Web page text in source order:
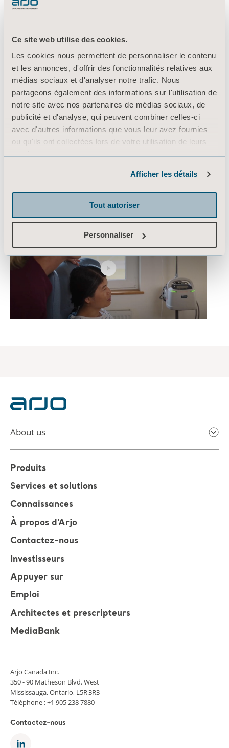
Ce site web utilise des cookies.
Les cookies nous permettent de personnaliser le contenu
et les annonces, d'offrir des fonctionnalités relatives aux
médias sociaux et d'analyser notre trafic. Nous
partageons également des informations sur l'utilisation de
notre site avec nos partenaires de médias sociaux, de
publicité et d'analyse, qui peuvent combiner celles-ci
avec d'autres informations que vous leur avez fournies
ou qu'ils ont collectées lors de votre utilisation de leurs
Afficher les détails
Tout autoriser
Personnaliser
Transferts latéraux et retournement :
Prévention de la TEV :
About us
Produits
Services et solutions
Connaissances
À propos d’Arjo
Contactez-nous
Investisseurs
Appuyer sur
Emploi
Architectes et prescripteurs
MediaBank
Arjo Canada Inc.
350 - 90 Matheson Blvd. West
Mississauga, Ontario, L5R 3R3
Téléphone : +1 905 238 7880
Contactez-nous